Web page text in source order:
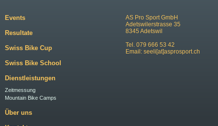
AS Pro Sport GmbH
Adetswilerstrasse 35
8345 Adetswil
Tel. 079 666 53 42
Email: seeli[at]asprosport.ch
Events
Resultate
Swiss Bike Cup
Swiss Bike School
Dienstleistungen
Zeitmessung
Mountain Bike Camps
Über uns